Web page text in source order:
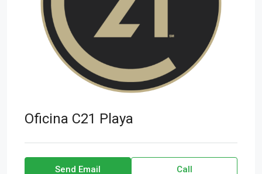
Oficina C21 Playa
Send Email Call